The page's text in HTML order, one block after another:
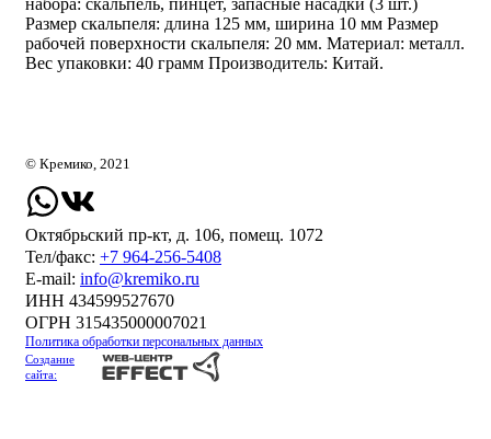
набора: скальпель, пинцет, запасные насадки (3 шт.)
Размер скальпеля: длина 125 мм, ширина 10 мм Размер
рабочей поверхности скальпеля: 20 мм. Материал: металл.
Вес упаковки: 40 грамм Производитель: Китай.
© Кремико, 2021
Октябрьский пр-кт, д. 106, помещ. 1072
Тел/факс: +7 964-256-5408
Е-mail: info@kremiko.ru
ИНН 434599527670
ОГРН 315435000007021
Политика обработки персональных данных
Создание
сайта: